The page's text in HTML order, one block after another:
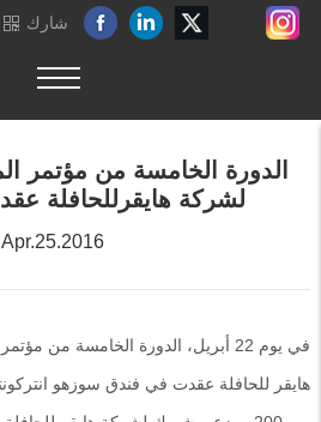
شارك
الدورة الخامسة من مؤتمر
لشركة هايقرللحافلة
Apr.25.2016
في يوم 22 أبريل، الدورة الخامسة من مؤتمر
هايقر للحافلة عقدت في فندق سوزهو